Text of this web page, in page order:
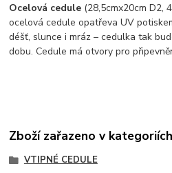
Ocelová cedule (28,5cmx20cm D2,
ocelová cedule opatřeva UV
déšť, slunce i mráz – cedulka tak
dobu. Cedule má otvory pro
Zboží zařazeno v kategoriích
VTIPNÉ CEDULE